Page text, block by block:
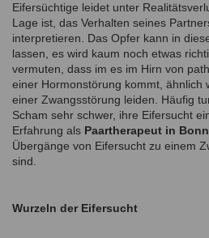
Eifersüchtige leidet unter
Lage ist, das Verhalten seines
interpretieren. Das Opfer kann in
lassen, es wird kaum noch etwas
vermuten, dass im es im Hirn von
einer Hormonstörung kommt, ähnlich
einer Zwangsstörung leiden. Häufig
Scham sehr schwer, ihre Eifersucht
Erfahrung als Paartherapeut in
Übergänge von Eifersucht zu einem
sind.
Wurzeln der Eifersucht